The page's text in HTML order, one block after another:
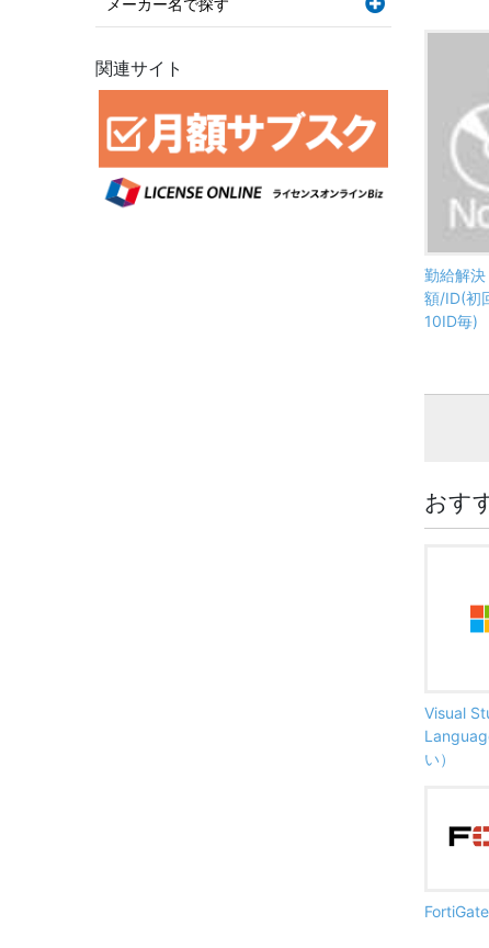
勤給解
額/ID(初
10ID毎)
おす
Visual
い）
関連サイト